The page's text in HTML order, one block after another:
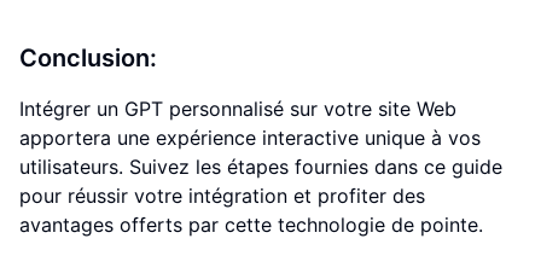
Conclusion:
Intégrer un GPT personnalisé sur votre site Web
apportera une expérience interactive unique à vos
utilisateurs. Suivez les étapes fournies dans ce guide
pour réussir votre intégration et profiter des
avantages offerts par cette technologie de pointe.